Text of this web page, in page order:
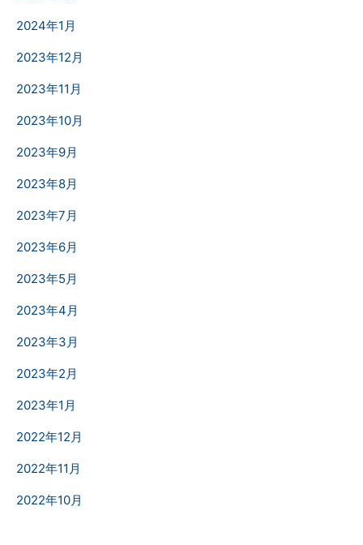
2024年1月
2023年12月
2023年11月
2023年10月
2023年9月
2023年8月
2023年7月
2023年6月
2023年5月
2023年4月
2023年3月
2023年2月
2023年1月
2022年12月
2022年11月
2022年10月